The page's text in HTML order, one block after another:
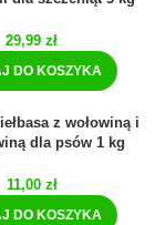
29,99 zł
DO KOSZYKA
z wołowiną i
dla psów 1 kg
11,00 zł
DO KOSZYKA